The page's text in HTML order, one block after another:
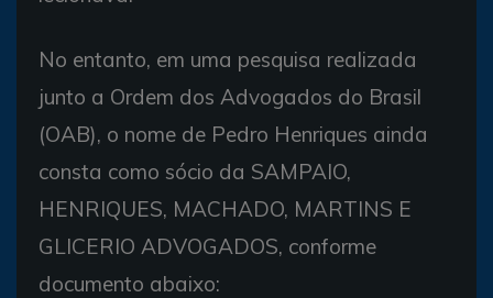
No entanto, em uma pesquisa realizada
junto a Ordem dos Advogados do Brasil
(OAB), o nome de Pedro Henriques ainda
consta como sócio da SAMPAIO,
HENRIQUES, MACHADO, MARTINS E
GLICERIO ADVOGADOS, conforme
documento abaixo: